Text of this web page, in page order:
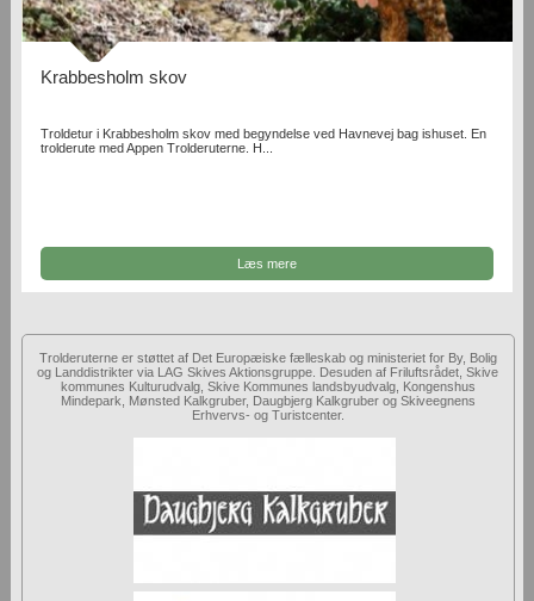
Krabbesholm skov
Troldetur i Krabbesholm skov med begyndelse ved Havnevej bag ishuset. En
trolderute med Appen Trolderuterne. H...
Læs mere
Trolderuterne er støttet af Det Europæiske fælleskab og ministeriet for By, Bolig
og Landdistrikter via LAG Skives Aktionsgruppe. Desuden af Friluftsrådet, Skive
kommunes Kulturudvalg, Skive Kommunes landsbyudvalg, Kongenshus
Mindepark, Mønsted Kalkgruber, Daugbjerg Kalkgruber og Skiveegnens
Erhvervs- og Turistcenter.